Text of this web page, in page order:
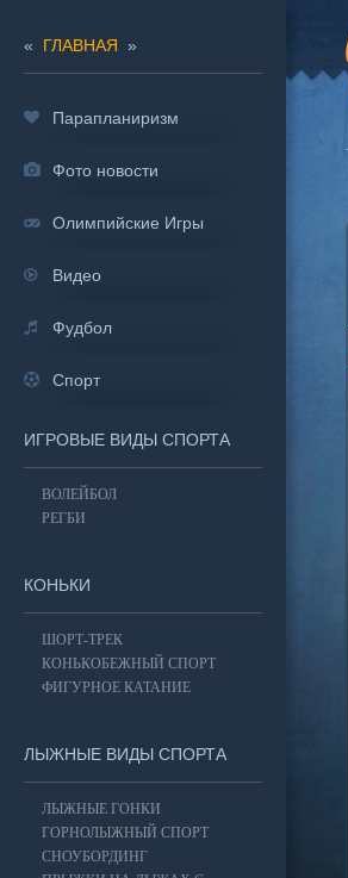
« ГЛАВНАЯ »
Парапланиризм
Фото новости
Олимпийские Игры
Видео
Фудбол
Спорт
ИГРОВЫЕ ВИДЫ СПОРТА
ВОЛЕЙБОЛ
РЕГБИ
КОНЬКИ
ШОРТ-ТРЕК
КОНЬКОБЕЖНЫЙ СПОРТ
ФИГУРНОЕ КАТАНИЕ
ЛЫЖНЫЕ ВИДЫ СПОРТА
ЛЫЖНЫЕ ГОНКИ
ГОРНОЛЫЖНЫЙ СПОРТ
СНОУБОРДИНГ